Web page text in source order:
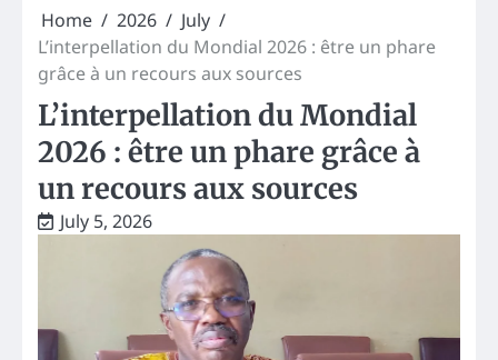
Home 2026
July
L’interpellation du Mondial 2026 : être un phare
grâce à un recours aux sources
L’interpellation du Mondial
2026 : être un phare grâce à
un recours aux sources
July 5, 2026